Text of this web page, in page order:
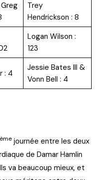
Trey
Hendrickson : 8
Logan Wilson :
123
: 4
Jessie Bates III &
Vonn Bell : 4
ème journée entre les deux
de Damar Hamlin
va beaucoup mieux, et